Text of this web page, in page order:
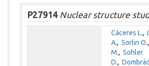
P27914Nuclear structure
Cáceres L.,
A.,Sorlin O.
M.,Sohler
D.,